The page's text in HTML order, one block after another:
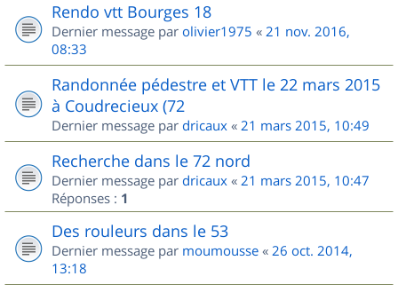
Rendo vtt Bourges 18
Dernier message par olivier1975 « 21 nov. 2016,
08:33
Randonnée pédestre et VTT le 22 mars 2015
à Coudrecieux (72
Dernier message par dricaux « 21 mars 2015, 10:49
Recherche dans le 72 nord
Dernier message par dricaux « 21 mars 2015, 10:47
Réponses : 1
Des rouleurs dans le 53
Dernier message par moumousse « 26 oct. 2014,
13:18